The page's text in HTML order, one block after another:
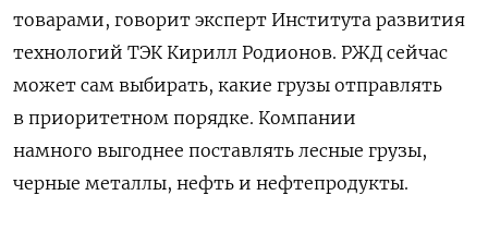
товарами, говорит эксперт Института развития
технологий ТЭК Кирилл Родионов. РЖД сейчас
может сам выбирать, какие грузы отправлять
в приоритетном порядке. Компании
намного выгоднее поставлять лесные грузы,
черные металлы, нефть и нефтепродукты.